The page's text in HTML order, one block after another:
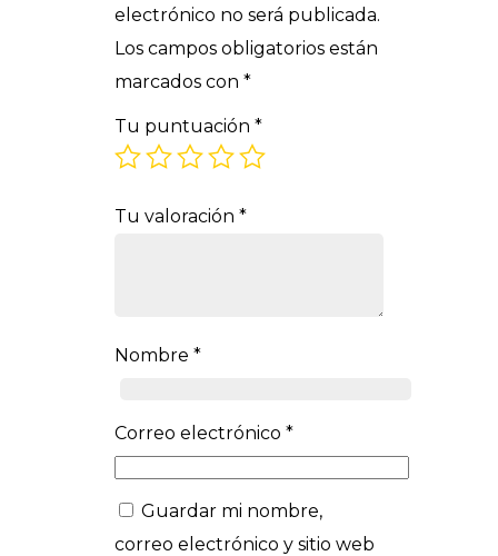
electrónico no será publicada.
Los campos obligatorios están
marcados con*
Tu puntuación*
Tu valoración*
Nombre*
Correo electrónico*
Guardar mi nombre,
correo electrónico y sitio web